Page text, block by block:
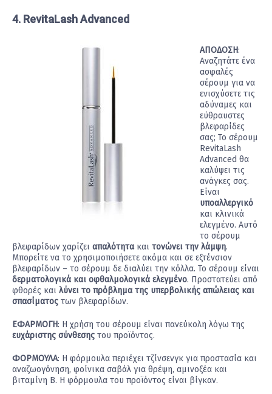
4. RevitaLash Advanced
ΑΠΟΔΟΣΗ:
Αναζητάτε ένα
ασφαλές
σέρουμ για να
ενισχύσετε τις
αδύναμες και
εύθραυστες
βλεφαρίδες
σας; Το σέρουμ
RevitaLash
Advanced θα
καλύψει τις
ανάγκες σας.
Είναι
υποαλλεργικό
και κλινικά
ελεγμένο. Αυτό
το σέρουμ
βλεφαρίδων χαρίζει απαλότητα και τονώνει την λάμψη.
Μπορείτε να το χρησιμοποιήσετε ακόμα και σε εξτένσιον
βλεφαρίδων – το σέρουμ δε διαλύει την κόλλα. Το σέρουμ είναι
δερματολογικά και οφθαλμολογικά ελεγμένο. Προστατεύει από
φθορές και λύνει το πρόβλημα της υπερβολικής απώλειας και
σπασίματος των βλεφαρίδων.
ΕΦΑΡΜΟΓΗ: Η χρήση του σέρουμ είναι πανεύκολη λόγω της
ευχάριστης σύνθεσης του προϊόντος.
ΦΟΡΜΟΥΛΑ: Η φόρμουλα περιέχει τζίνσενγκ για προστασία και
αναζωογόνηση, φοίνικα σαβάλ για θρέψη, αμινοξέα και
βιταμίνη Β. Η φόρμουλα του προϊόντος είναι βίγκαν.